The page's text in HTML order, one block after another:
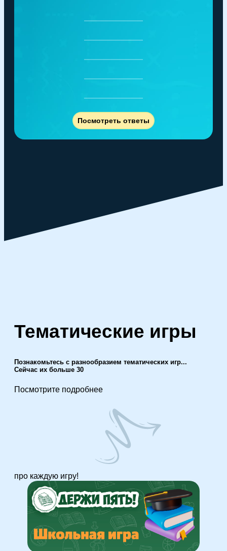
Посмотреть ответы
Тематические игры
Познакомьтесь с разнообразием тематических игр...
Сейчас их больше 30
Посмотрите подробнее
про каждую игру!